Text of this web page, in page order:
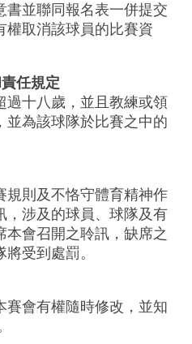
書並聯同報名表一併提交
權取消該球員的比賽資
任規定
過十八歲，並且教練或領
並為該球隊於比賽之中的
規則及不恪守體育精神作
，涉及的球員、球隊及有
本會召開之聆訊，缺席之
受到處罰。
賽會有權隨時修改，並知